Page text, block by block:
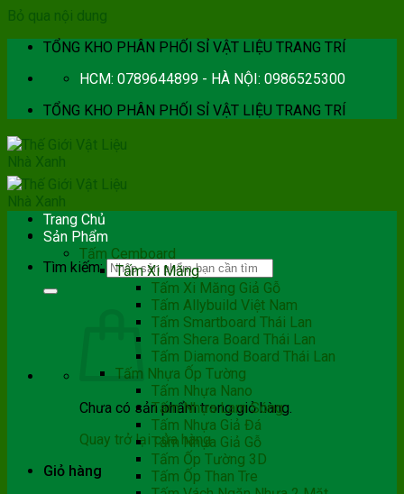
Bỏ qua nội dung
TỔNG KHO PHÂN PHỐI SỈ VẬT LIỆU TRANG TRÍ
HCM: 0789644899 - HÀ NỘI: 0986525300
TỔNG KHO PHÂN PHỐI SỈ VẬT LIỆU TRANG TRÍ
Tìm kiếm:
Chưa có sản phẩm trong giỏ hàng.
Quay trở lại cửa hàng
Giỏ hàng
Trang Chủ
Sản Phẩm
Tấm Cemboard
Tấm Xi Măng
Tấm Xi Măng Giả Gỗ
Tấm Allybuild Việt Nam
Tấm Smartboard Thái Lan
Tấm Shera Board Thái Lan
Tấm Diamond Board Thái Lan
Tấm Nhựa Ốp Tường
Tấm Nhựa Nano
Tấm Nhựa Lam Sóng
Tấm Nhựa Giả Đá
Tấm Nhựa Giả Gỗ
Tấm Ốp Tường 3D
Tấm Ốp Than Tre